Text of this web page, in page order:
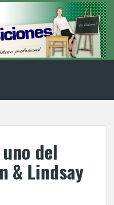
del
& Lindsay